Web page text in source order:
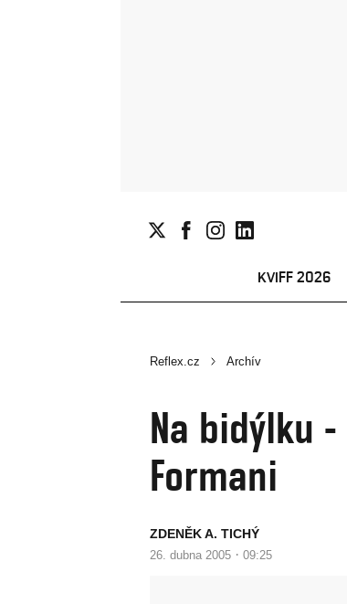
KVIFF 2026
Reflex.cz Archív
Na bidýlku
Formani
ZDENĚK A. TICHÝ
26. dubna 2005 · 09:25